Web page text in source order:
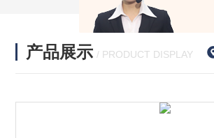
产品展示 / PRODUCT DISPLAY